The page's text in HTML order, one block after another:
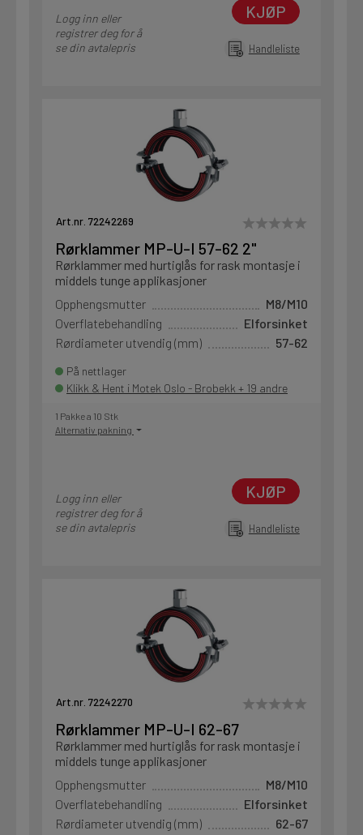
Logg inn eller
registrer deg for å
se din avtalepris
KJØP
Handleliste
Art.nr. 72242269
Rørklammer MP-U-I 57-62 2"
Rørklammer med hurtiglås for rask montasje i
middels tunge applikasjoner
Opphengsmutter
M8/M10
Overflatebehandling
Elforsinket
Rørdiameter utvendig (mm)
57-62
På nettlager
Klikk & Hent i Motek Oslo - Brobekk + 19 andre
1 Pakke a 10 Stk
Alternativ pakning
Logg inn eller
registrer deg for å
se din avtalepris
KJØP
Handleliste
Art.nr. 72242270
Rørklammer MP-U-I 62-67
Rørklammer med hurtiglås for rask montasje i
middels tunge applikasjoner
Opphengsmutter
M8/M10
Overflatebehandling
Elforsinket
Rørdiameter utvendig (mm)
62-67